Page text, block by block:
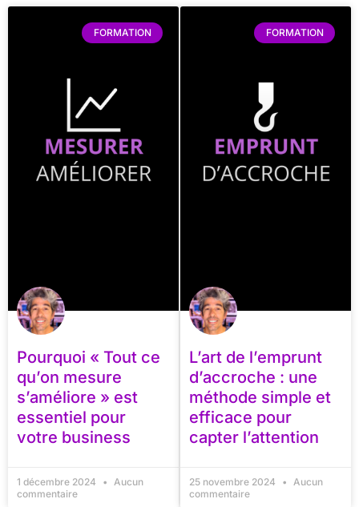
FORMATION
Pourquoi « Tout ce
qu’on mesure
s’améliore » est
essentiel pour
votre business
1 décembre 2024
Aucun
commentaire
FORMATION
L’art de l’emprunt
d’accroche : une
méthode simple et
efficace pour
capter l’attention
25 novembre 2024
Aucun
commentaire